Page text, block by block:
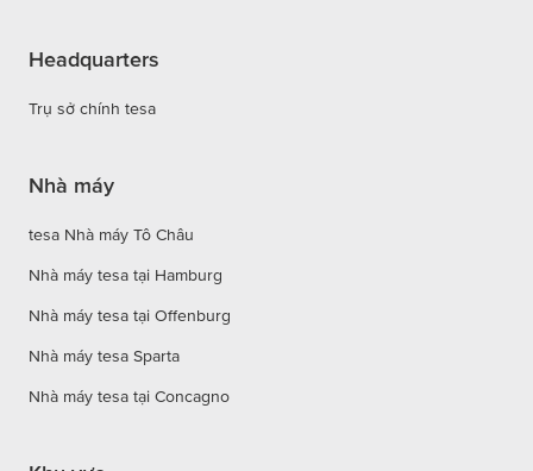
Headquarters
Trụ sở chính tesa
Nhà máy
tesa Nhà máy Tô Châu
Nhà máy tesa tại Hamburg
Nhà máy tesa tại Offenburg
Nhà máy tesa Sparta
Nhà máy tesa tại Concagno